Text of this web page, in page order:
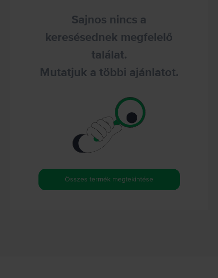
Sajnos nincs a
keresésednek megfelelő
találat.
Mutatjuk a többi ajánlatot.
Összes termék megtekintése